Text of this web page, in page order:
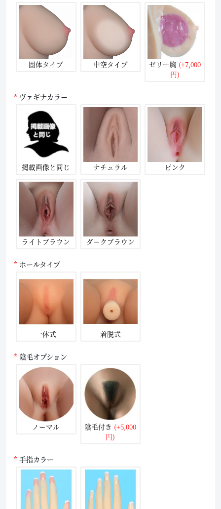
固体タイプ 中空タイプ ゼリー胸 (+7,000
円)
ヴァギナカラー
掲載画像と同じ ナチュラル ピンク
ライトブラウン ダークブラウン
ホールタイプ
一体式 着脱式
陰毛オプション
ノーマル 陰毛付き (+5,000
円)
手指カラー